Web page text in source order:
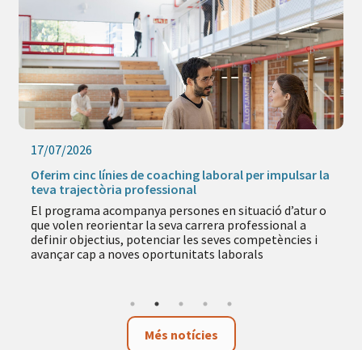
laboral per impulsar la
en situació d’atur o
professional a
competències i
laborals
Aquest estiu, continua formant-
activitats online
L’oferta inclou formació en
empresa i tecnologia per adquirir
durant els mesos d’estiu
Més notícies